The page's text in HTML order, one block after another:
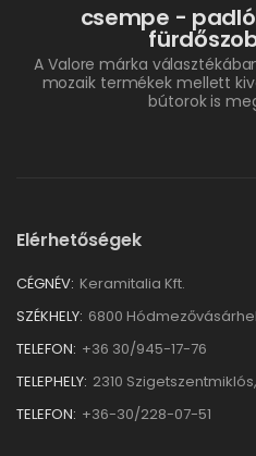
csempe -
A Valore márka
mozaik termékek mellett
bútorok is
Elérhetőségek
CÉGNÉV: Keramitalia Kft.
SZÉKHELY: 6800
TELEFON: +36 30/945-17-76
TELEPHELY: 2310
TELEFON: +36-30/228-07-51